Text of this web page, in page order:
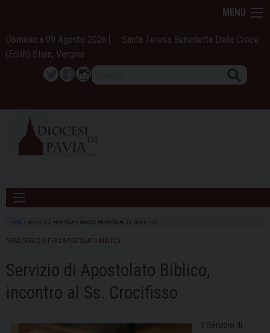
content
MENU
Domenica 09 Agosto 2026
Santa Teresa Benedetta Della Croce
(Edith) Stein, Vergine
TwitterFacebook
Instagram
HOME SERVIZIO DI APOSTOLATO BIBLICO, INCONTRO AL SS. CROCIFISSO
NEWS SERVIZIO PER L'APOSTOLATO BIBLICO
Servizio di Apostolato Biblico,
incontro al Ss. Crocifisso
Il Servizio di